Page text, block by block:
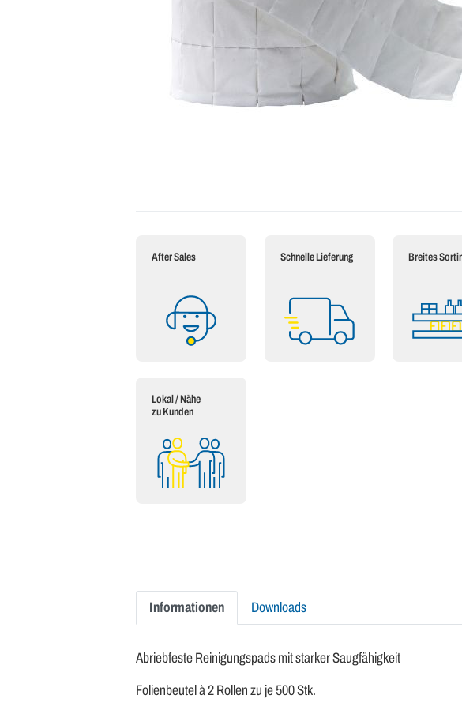
After Sales Schnelle Lieferung Breites
Lokal / Nähe
zu Kunden
Informationen Downloads
Abriebfeste Reinigungspads mit starker Saugfähigkeit
Folienbeutel à 2 Rollen zu je 500 Stk.